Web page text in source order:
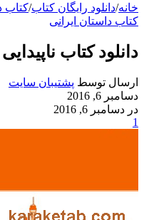
خانه/دانلود رایگان کتاب/کتاب
کتاب داستان ایرانی
دانلود کتاب ناپیدایی
ارسال توسط پشتیبان سایت
دسامبر 6, 2016
در دسامبر 6, 2016
1